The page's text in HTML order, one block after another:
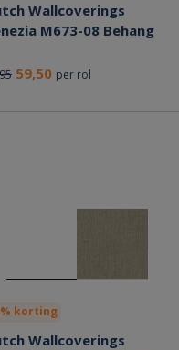
Wallcoverings
M673-08 Behang
59,50 per rol
korting
Wallcoverings